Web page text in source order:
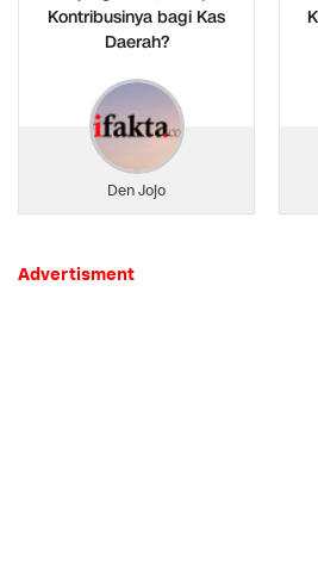
Kontribusinya bagi Kas
Daerah?
Den Jojo
Advertisment